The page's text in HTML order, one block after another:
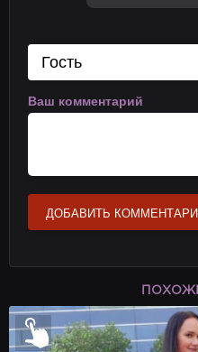
Ваш комментарий
ДОБАВИТЬ